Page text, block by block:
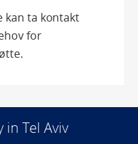
kan ta kontakt
for
in Tel Aviv